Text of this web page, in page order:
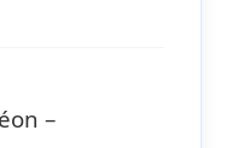
–